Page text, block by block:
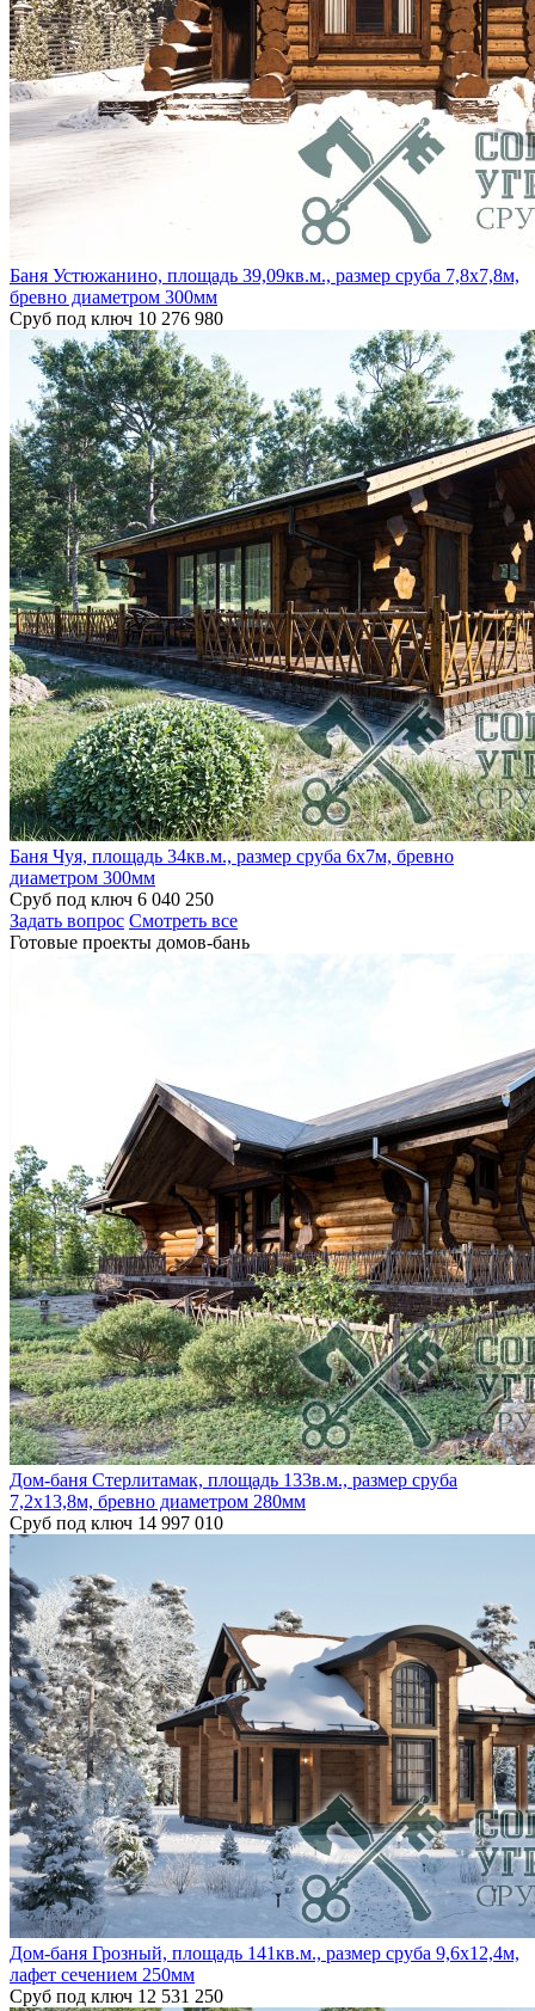
Баня Устюжанино, площадь 39,09кв.м., размер сруба 7,8х7,8м,
бревно диаметром 300мм
Сруб под ключ 10 276 980
Баня Чуя, площадь 34кв.м., размер сруба 6х7м, бревно
диаметром 300мм
Сруб под ключ 6 040 250
Задать вопрос Смотреть все
Готовые проекты домов-бань
Дом-баня Стерлитамак, площадь 133в.м., размер сруба
7,2х13,8м, бревно диаметром 280мм
Сруб под ключ 14 997 010
Дом-баня Грозный, площадь 141кв.м., размер сруба 9,6х12,4м,
лафет сечением 250мм
Сруб под ключ 12 531 250